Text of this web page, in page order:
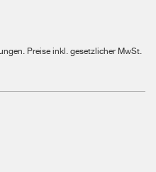
Preise inkl. gesetzlicher MwSt.